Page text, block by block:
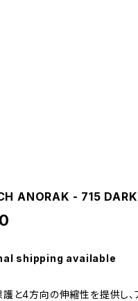
ANORAK - 715
shipping available
と4方向の伸縮性を提供し、